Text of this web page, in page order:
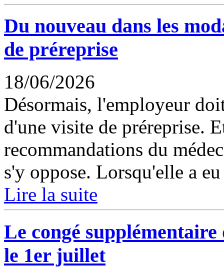
Du nouveau dans les
de préreprise
18/06/2026
Désormais, l'employeur
d'une visite de préreprise.
recommandations du
s'y oppose. Lorsqu'elle a
Lire la suite
Le congé
le 1er juillet